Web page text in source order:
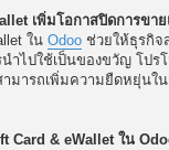
เพิ่มโอกาสปิดการขา
ใน Odoo ช่วยให้ธุรกิจ
นำไปใช้เป็นของขวัญ โ
มารถเพิ่มความยืดหยุ่นใ
Card & eWallet ใน